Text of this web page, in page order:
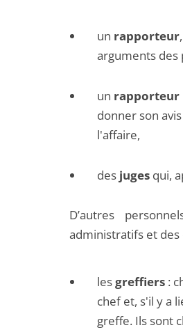
un rapporteur
arguments des
un rapporteur
donner son
l'affaire,
des juges qui,
D’autres
administratifs et des
lesgreffiers :
chef et, s'il y a
greffe. Ils sont